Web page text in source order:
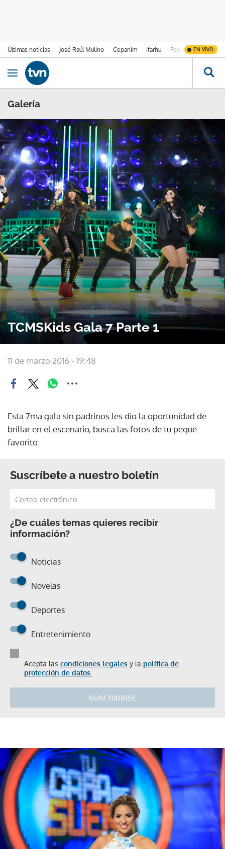
Últimas noticias José Raúl Mulino Cepanim Ifarhu Fenómeno de El
EN VIVO
Ir al contenido
Obrir navegació
Galería
TCMSKids Gala 7 Parte 1
11 de marzo 2016 - 19:48
Esta 7ma gala sin padrinos les dio la oportunidad de
brillar en el escenario, busca las fotos de tu peque
favorito.
Suscríbete a nuestro boletín
¿De cuáles temas quieres recibir
información?
Noticias
Novelas
Deportes
Entretenimiento
Acepta las condiciones legales y la política de
protección de datos.
SUSCRIBIRSE